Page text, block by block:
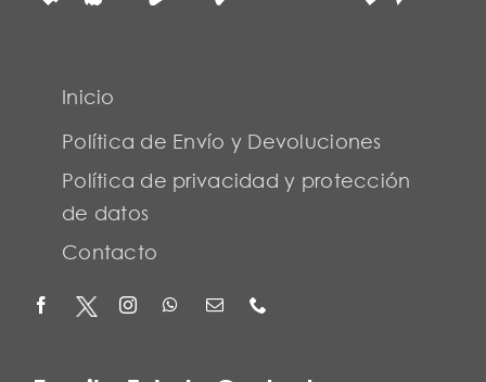
Inicio
Política de Envío y Devoluciones
Política de privacidad y protección
de datos
Contacto